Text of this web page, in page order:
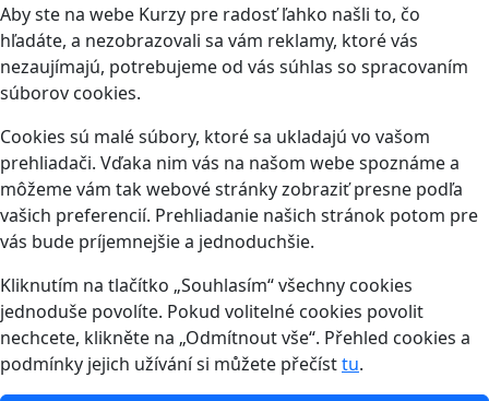
Aby ste na webe Kurzy pre radosť ľahko našli to, čo
hľadáte, a nezobrazovali sa vám reklamy, ktoré vás
nezaujímajú, potrebujeme od vás súhlas so spracovaním
súborov cookies.
Cookies sú malé súbory, ktoré sa ukladajú vo vašom
prehliadači. Vďaka nim vás na našom webe spoznáme a
môžeme vám tak webové stránky zobraziť presne podľa
vašich preferencií. Prehliadanie našich stránok potom pre
vás bude príjemnejšie a jednoduchšie.
Kliknutím na tlačítko „Souhlasím“ všechny cookies
jednoduše povolíte. Pokud volitelné cookies povolit
nechcete, klikněte na „Odmítnout vše“. Přehled cookies a
podmínky jejich užívání si můžete přečísttu.